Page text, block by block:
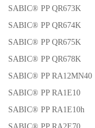
SABIC® PP QR673K
SABIC® PP QR674K
SABIC® PP QR675K
SABIC® PP QR678K
SABIC® PP RA12MN40
SABIC® PP RA1E10
SABIC® PP RA1E10h